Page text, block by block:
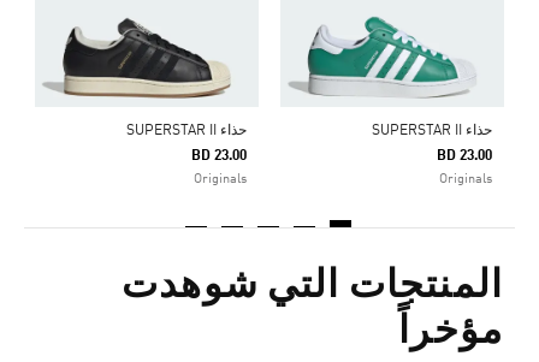
حذاء SUPERSTAR II
BD 23.00
Originals
حذاء SUPERSTAR II
BD 23.00
Originals
المنتجات التي شوهدت
مؤخراً